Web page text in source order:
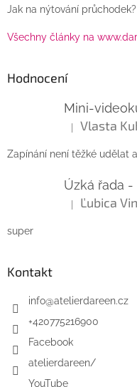
Jak na nýtování průchodek?
Všechny články na
Hodnocení
Mini-
Hodnocení
Vlasta
Zapínání není těžké udělat
Úzká řada
Hodnocení
Ľubica
super
Kontakt
info@atelierdareen.cz
+420775216900
Facebook
atelierdareen/
YouTube